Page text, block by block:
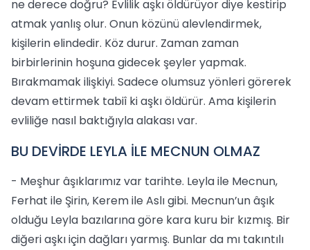
ne derece doğru? Evlilik aşkı öldürüyor diye kestirip
atmak yanlış olur. Onun közünü alevlendirmek,
kişilerin elindedir. Köz durur. Zaman zaman
birbirlerinin hoşuna gidecek şeyler yapmak.
Bırakmamak ilişkiyi. Sadece olumsuz yönleri görerek
devam ettirmek tabiî ki aşkı öldürür. Ama kişilerin
evliliğe nasıl baktığıyla alakası var.
BU DEVİRDE LEYLA İLE MECNUN OLMAZ
- Meşhur âşıklarımız var tarihte. Leyla ile Mecnun,
Ferhat ile Şirin, Kerem ile Aslı gibi. Mecnun’un âşık
olduğu Leyla bazılarına göre kara kuru bir kızmış. Bir
diğeri aşkı için dağları yarmış. Bunlar da mı takıntılı